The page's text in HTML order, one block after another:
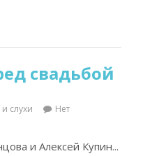
свадьбой
слухи
Нет
и Алексей Купин...